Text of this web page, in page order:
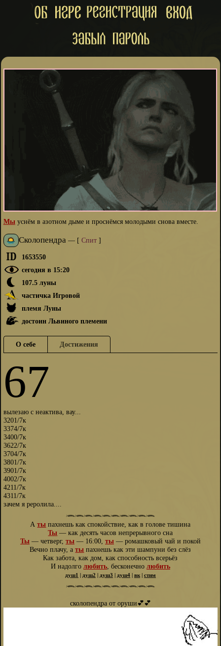
Мыуснём в азотном дыме и проснёмся молодыми снова вместе.
Сколопендра — [ Спит]
1653550
сегодня в 15:20
107.5 луны
частичка Игровой
племя Луны
достоин Львиного племени
О себе Достижения
67
вылезаю с неактива, вау...
3201/7к
3374/7к
3400/7к
3622/7к
3704/7к
3801/7к
3901/7к
4002/7к
4211/7к
4311/7к
зачем я реролила....
𓆨𓆨𓆨𓆨𓆨𓆨𓆨𓆨𓆨𓆨
Аты пахнешь как спокойствие, как в голове тишина
Ты — как десять часов непрерывного сна
Ты— четверг, ты— 16:00, ты— ромашковый чай и покой
Вечно плачу, аты пахнешь как эти шампуни без слёз
Как забота, как дом, как способность всерьёз
И надолго любить, бесконечно любить
душ1 душ2 душ3 душ4| вк| стим
𓆨𓆨𓆨𓆨𓆨𓆨𓆨𓆨𓆨𓆨
сколопендра от оруши💕💕